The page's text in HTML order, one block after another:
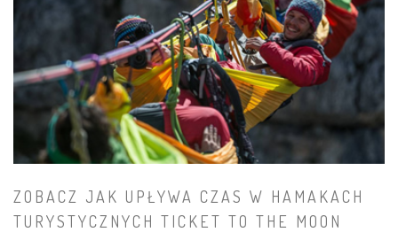
ZOBACZ JAK UPŁYWA CZAS W HAMAKACH
TURYSTYCZNYCH TICKET TO THE MOON